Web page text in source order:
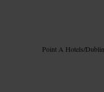
Point A Hotels/Dublin